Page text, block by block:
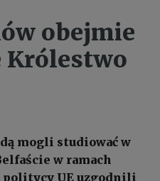
obejmie
Królestwo
mogli studiować w
w ramach
politycy UE uzgodnili